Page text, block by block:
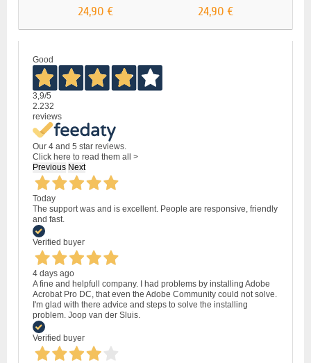
24,90 € 24,90 €
Good
3,9/5
2.232
reviews
Our 4 and 5 star reviews.
Click here to read them all >
Previous Next
Today
The support was and is excellent. People are responsive, friendly
and fast.
Verified buyer
4 days ago
A fine and helpfull company. I had problems by installing Adobe
Acrobat Pro DC, that even the Adobe Community could not solve.
I'm glad with there advice and steps to solve the installing
problem. Joop van der Sluis.
Verified buyer